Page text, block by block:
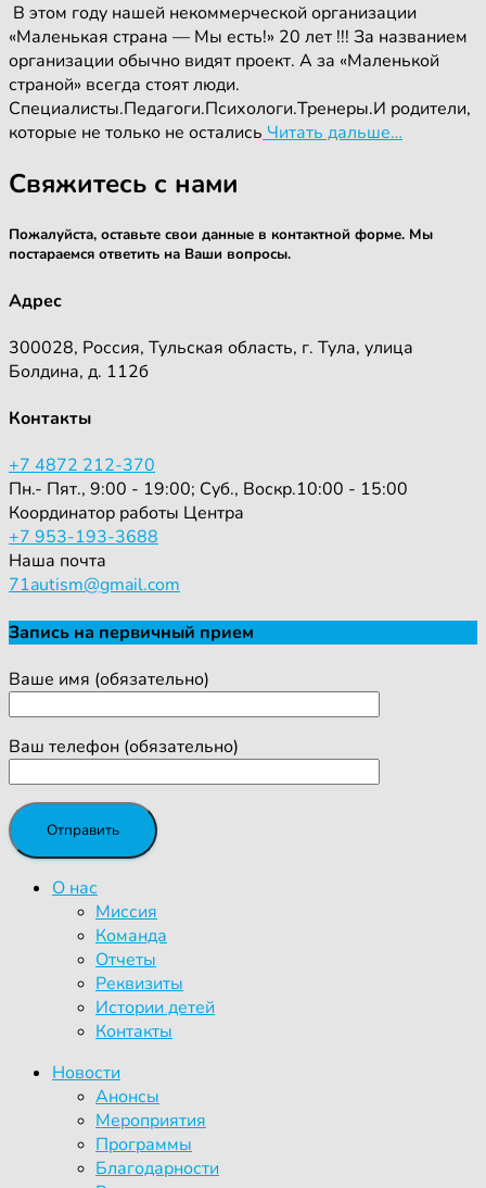
‍ ‍В этом году нашей некоммерческой организации
«Маленькая страна — Мы есть!» 20 лет !!! За названием
организации обычно видят проект. А за «Маленькой
страной» всегда стоят люди.
Специалисты.Педагоги.Психологи.Тренеры.И родители,
которые не только не остались Читать дальше…
Свяжитесь с нами
Пожалуйста, оставьте свои данные в контактной форме. Мы
постараемся ответить на Ваши вопросы.
Адрес
300028, Россия, Тульская область, г. Тула, улица
Болдина, д. 112б
Контакты
+7 4872 212-370
Пн.- Пят., 9:00 - 19:00; Суб., Воскр.10:00 - 15:00
Координатор работы Центра
+7 953-193-3688
Наша почта
71autism@gmail.com
Запись на первичный прием
Ваше имя (обязательно)
Ваш телефон (обязательно)
О нас
Миссия
Команда
Отчеты
Реквизиты
Истории детей
Контакты
Новости
Анонсы
Мероприятия
Программы
Благодарности